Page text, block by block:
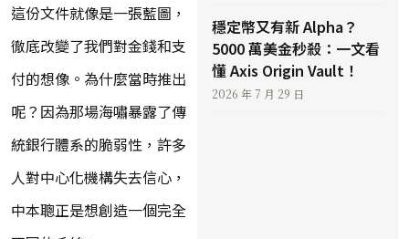
這份文件就像是一張藍圖，
徹底改變了我們對金錢和支
付的想像。為什麼當時推出
呢？因為那場海嘯暴露了傳
統銀行體系的脆弱性，許多
人對中心化機構失去信心，
中本聰正是想創造一個完全
穩定幣又有新 Alpha？
5000 萬美金秒殺：一文看
懂 Axis Origin Vault！
2026 年 7 月 29 日